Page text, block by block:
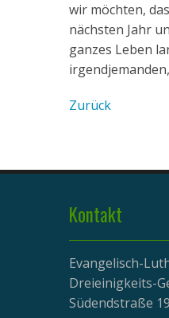
wir möchten,
nächsten Jahr
ganzes Leben
Zurück
Kontakt
Evangelisch-
Dreieinigkeits-
Südendstraße